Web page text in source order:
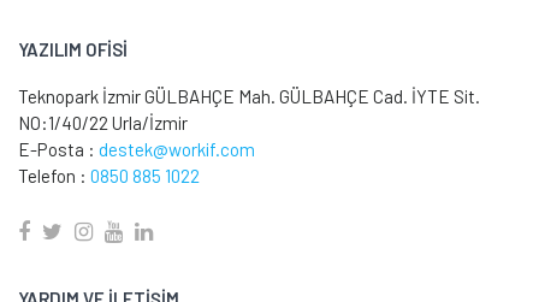
YAZILIM OFİSİ
Teknopark İzmir GÜLBAHÇE Mah. GÜLBAHÇE Cad. İYTE Sit.
NO:1/40/22 Urla/İzmir
E-Posta : destek@workif.com
Telefon : 0850 885 1022